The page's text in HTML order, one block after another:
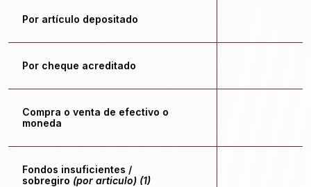
Por artículo depositado
Por cheque acreditado
Compra o venta de efectivo o
moneda
Fondos insuficientes /
sobregiro (por articulo) (1)